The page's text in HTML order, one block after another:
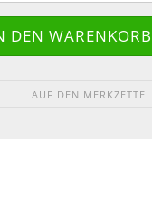
AUF DEN MERKZETTEL